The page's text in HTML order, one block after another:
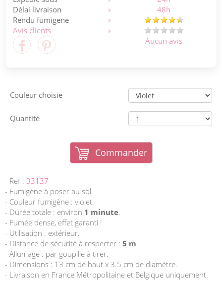
Délai livraison
48h
Rendu fumigene
Avis clients
Aucun avis
Couleur choisie
Quantité
Commander
- Ref : 33137
- Fumigène à poser au sol.
- Couleur fumigène : violet.
- Durée totale : environ 1 minute.
- Fumée dense, effet garanti !
- Utilisation : extérieur.
- Distance de sécurité à respecter : 5 m.
- Allumage : par goupille à tirer.
- Dimensions : 13 cm de haut x 3.5 cm de diamètre.
- Livraison en France Métropolitaine et Belgique uniquement.